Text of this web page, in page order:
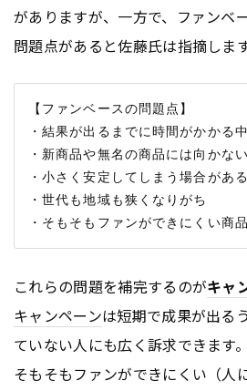
がありますが、一方で、ファンベ
問題点があると佐藤氏は指摘します
【ファンベースの問題点】
・結果が出るまでに時間がかかる
・新商品や無名の商品には向かない
・小さく安定してしまう場合がある
・世代も地域も狭くなりがち
これらの問題を補完するのがキャ
キャンペーンは短期で成果が出る
ていない人にも広く訴求できます。
そもそもファンができにくい（人